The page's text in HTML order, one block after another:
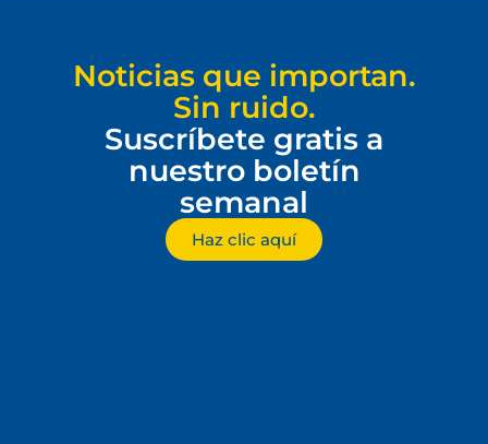
Noticias que importan.
Sin ruido.
Suscríbete gratis a
nuestro boletín
semanal
Haz clic aquí